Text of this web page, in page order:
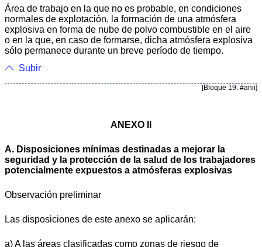
Área de trabajo en la que no es probable, en condiciones
normales de explotación, la formación de una atmósfera
explosiva en forma de nube de polvo combustible en el aire
o en la que, en caso de formarse, dicha atmósfera explosiva
sólo permanece durante un breve período de tiempo.
Subir
[Bloque 19: #anii]
ANEXO II
A. Disposiciones mínimas destinadas a mejorar la
seguridad y la protección de la salud de los trabajadores
potencialmente expuestos a atmósferas explosivas
Observación preliminar
Las disposiciones de este anexo se aplicarán:
a) A las áreas clasificadas como zonas de riesgo de